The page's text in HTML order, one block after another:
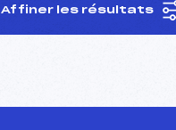
Affiner les résultats